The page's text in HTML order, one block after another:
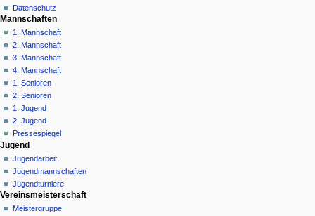
i
o
n
s
m
e
n
ü
Datenschutz
Mannschaften
1. Mannschaft
2. Mannschaft
3. Mannschaft
4. Mannschaft
1. Senioren
2. Senioren
1. Jugend
2. Jugend
Pressespiegel
Jugend
Jugendarbeit
Jugendmannschaften
Jugendturniere
Vereinsmeisterschaft
Meistergruppe